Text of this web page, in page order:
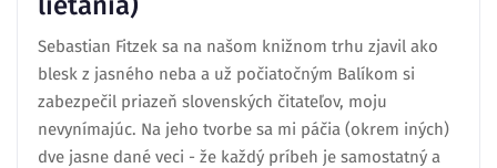
Sebastian Fitzek sa na našom knižnom trhu zjavil ako
blesk z jasného neba a už počiatočným Balíkom si
zabezpečil priazeň slovenských čitateľov, moju
nevynímajúc. Na jeho tvorbe sa mi páčia (okrem iných)
dve jasne dané veci - že každý príbeh je samostatný a